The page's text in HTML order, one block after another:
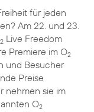
für jeden
Am 22. und 23.
2Live Freedom
Premiere im O2
und Besucher
Preise
nehmen sie im
O2